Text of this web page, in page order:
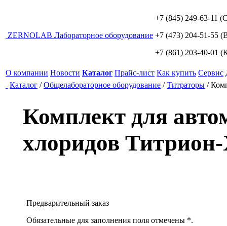
ZERNOLAB Лабораторное оборудование
+7 (845) 249-63-11
+7 (473) 204-51-55
+7 (861) 203-40-01
О компании Новости Каталог Прайс-лист Как купить Сервис
Каталог /Общелабораторное оборудование /Титраторы /
Комплект для
хлоридов
Предварительный заказ
Обязательные для заполнения поля отмечены *.